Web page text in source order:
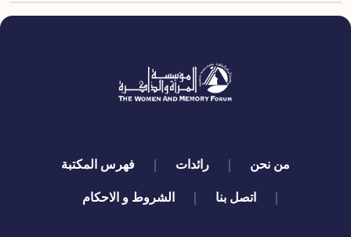
quick links
من نحن رائدات
فهرس المكتبة
اتصل بنا
الشروط و الاحكام